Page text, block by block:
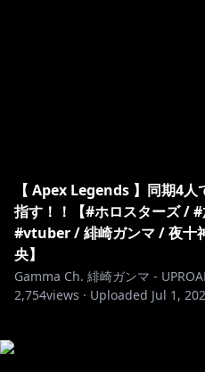
【 Apex Legends 】同期4
指す！！【#ホロスターズ /
#vtuber / 緋崎ガンマ / 夜十
央】
Gamma Ch. 緋崎ガンマ -
2,754views · Uploaded Jul 1,